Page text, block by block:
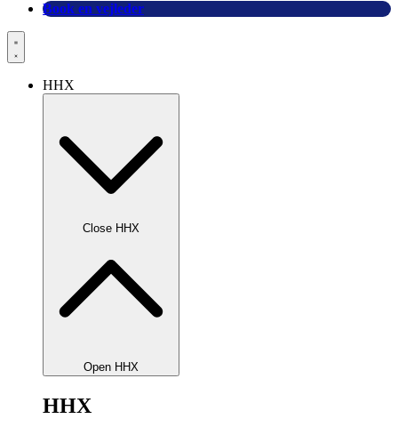
Book en vejleder
HHX
Close HHX
Open HHX
HHX